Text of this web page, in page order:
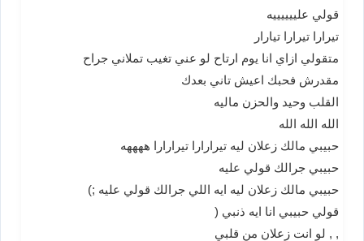
قولي علييييييه
تيرارا تيرارا تيارار
متقولي ازاي انا يوم ارتاح لو عني تغيب تملاني جراح
مقدرش فحبك اعيش تاني بعدك
القلب وحيد والحزن ماليه
الله الله الله
حبيبي مالك زعلان ليه تيرارارا تيرارارا ههههه
حبيبي جرالك قولي عليه
حبيبي مالك زعلان ليه ايه اللي جرالك قولي عليه ;)
قولي حبيبي انا ايه ذنبي (
, , لو انت زعلان من قلبي